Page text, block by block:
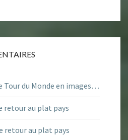
Tour du Monde en images…
retour au plat pays
retour au plat pays